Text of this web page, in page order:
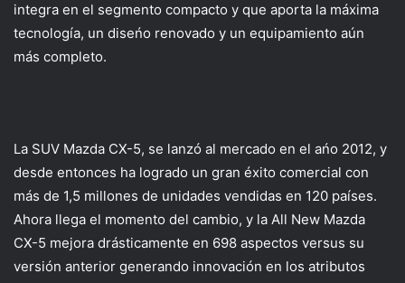
integra en el segmento compacto y que aporta la máxima
tecnología, un diseńo renovado y un equipamiento aún
más completo.
La SUV Mazda CX-5, se lanzó al mercado en el ańo 2012, y
desde entonces ha logrado un gran éxito comercial con
más de 1,5 millones de unidades vendidas en 120 países.
Ahora llega el momento del cambio, y la All New Mazda
CX-5 mejora drásticamente en 698 aspectos versus su
versión anterior generando innovación en los atributos